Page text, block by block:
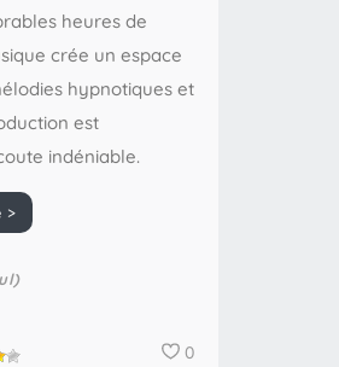
heures de
crée un espace
hypnotiques et
est
indéniable.
>
0